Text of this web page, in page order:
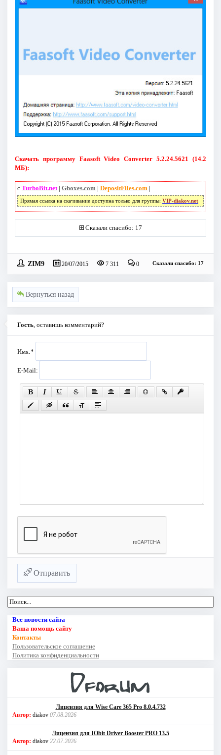
Скачать программу Faasoft Video Converter 5.2.24.5621 (14.2
МБ):
с TurboBit.net| Gboxes.com | DepositFiles.com |
Прямая ссылка на скачивание доступна только для группы: VIP-diakov.net
Сказали спасибо: 17
ZIM9 20/07/2015 7 311 0 Сказали спасибо: 17
Вернуться назад
Гость , оставишь комментарий?
Имя:*
E-Mail:
Отправить
Все новости сайта
Ваша помощь сайту
Контакты
Пользовательское соглашение
Политика конфиденциальности
Лицензия для Wise Care 365 Pro 8.0.4.732
Автор: diakov 07.08.2026
Лицензия для IObit Driver Booster PRO 13.5
Автор: diakov 22.07.2026